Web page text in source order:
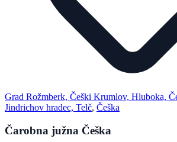
Grad Rožmberk, Češki Krumlov, Hluboka,
Jindrichov hradec, Telč, Češka
Čarobna južna Češka